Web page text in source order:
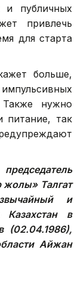
и публичных
привлечь
для старта
больше,
нужно
питание, так
председатель
жолы» Талгат
и
в
(02.04.1986),
Айжан